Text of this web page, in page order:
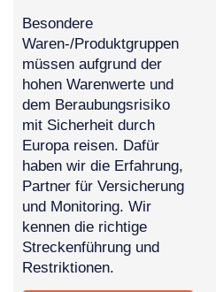
Besondere
Waren-/Produktgruppen
müssen aufgrund der
hohen Warenwerte und
dem Beraubungsrisiko
mit Sicherheit durch
Europa reisen. Dafür
haben wir die Erfahrung,
Partner für Versicherung
und Monitoring. Wir
kennen die richtige
Streckenführung und
Restriktionen.